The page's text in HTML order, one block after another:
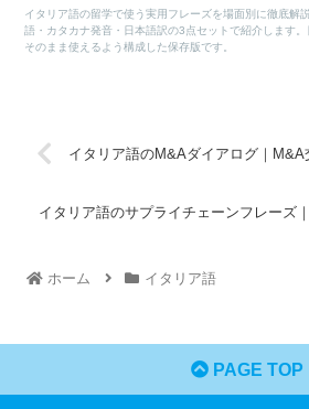
イタリア語の留学で使う実用フレーズを場面別に徹底解
語・カタカナ発音・日本語訳の3点セットで紹介します
そのまま使えるよう構成した保存版です。
イタリア語のM&Aダイアログ｜M&A
イタリア語のサプライチェーンフレーズ
ホーム イタリア語
PAGE TOP